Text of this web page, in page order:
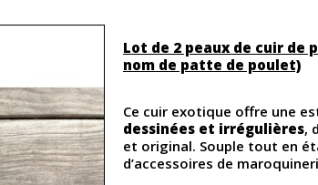
Lot de 2 peaux de cuir de
nom de patte de poulet)
Ce cuir exotique offre une
dessinées et irrégulières,
et original. Souple tout en
d’accessoires de